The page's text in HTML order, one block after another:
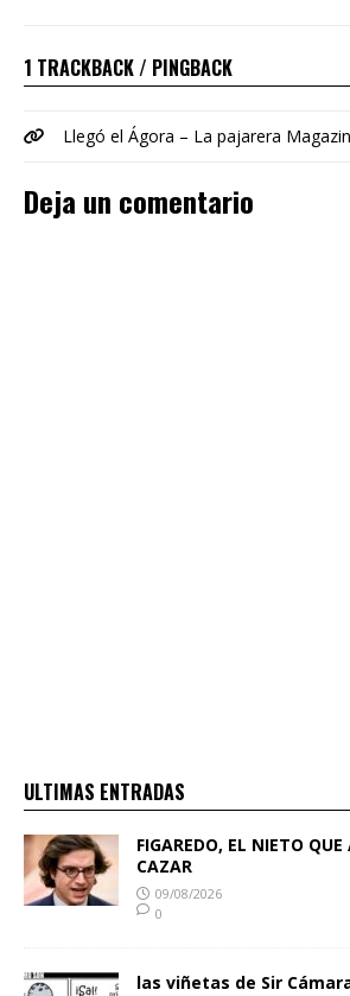
1 TRACKBACK / PINGBACK
Llegó el Ágora – La pajarera
Deja un comentario
ULTIMAS ENTRADAS
FIGAREDO, EL NIETO
CAZAR
09/08/2026
0
las viñetas de Sir